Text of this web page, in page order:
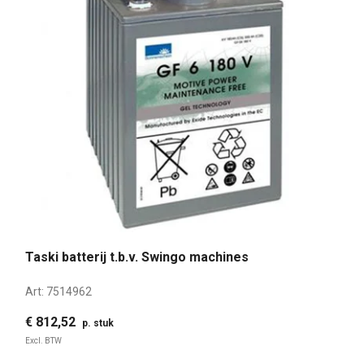
Taski batterij t.b.v. Swingo machines
Art: 7514962
€ 812,52 p. stuk
Excl. BTW